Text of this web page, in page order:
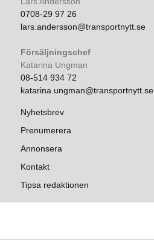
0708-29 97 26
lars.andersson@transportnytt.se
Försäljningschef
Katarina Ungman
08-514 934 72
katarina.ungman@transportnytt.se
Nyhetsbrev
Prenumerera
Annonsera
Kontakt
Tipsa redaktionen